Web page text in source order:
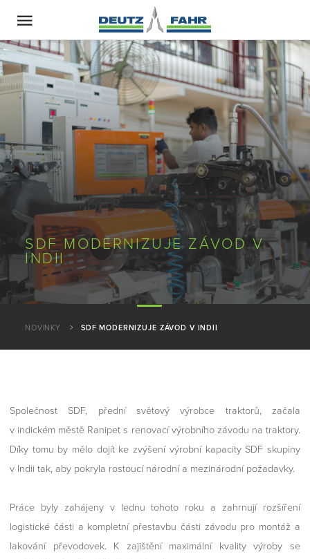
SDF MODERNIZUJE ZÁVOD V
INDII
NOVINKY SDF MODERNIZUJE ZÁVOD V INDII
Společnost SDF, přední světový výrobce traktorů, začala
v indickém městě Ranipet s renovací výrobního závodu na traktory.
Díky tomu by mělo dojít ke zvýšení výrobní kapacity SDF skupiny
v Indii tak, aby pokryla rostoucí národní a mezinárodní požadavky.
Práce byly zahájeny v lednu tohoto roku a zahrnují rozšíření
logistické části a kompletní přestavbu části závodu pro montáž a
lakování převodovek. K zajištění maximální kvality výroby se